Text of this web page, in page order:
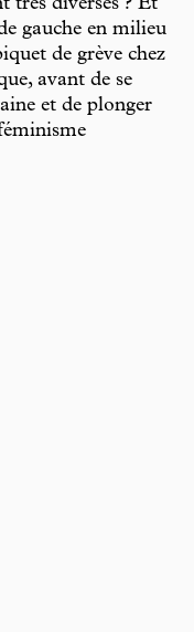
très diverses ? Et
gauche en milieu
de grève chez
avant de se
et de plonger